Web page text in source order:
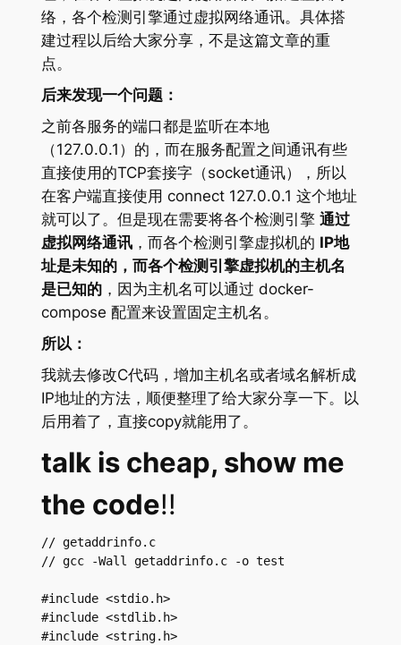
络，各个检测引擎通过虚拟网络通讯。具体搭
建过程以后给大家分享，不是这篇文章的重
点。
后来发现一个问题：
之前各服务的端口都是监听在本地
（127.0.0.1）的，而在服务配置之间通讯有些
直接使用的TCP套接字（socket通讯），所以
在客户端直接使用 connect 127.0.0.1 这个地址
就可以了。但是现在需要将各个检测引擎通过
虚拟网络通讯 ，而各个检测引擎虚拟机的 IP地
址是未知的，而各个检测引擎虚拟机的主机名
是已知的 ，因为主机名可以通过 docker-
compose 配置来设置固定主机名。
所以：
我就去修改C代码，增加主机名或者域名解析成
IP地址的方法，顺便整理了给大家分享一下。以
后用着了，直接copy就能用了。
talk is cheap, show me
the code!!
// getaddrinfo.c
// gcc -Wall getaddrinfo.c -o test
#include <stdio.h>
#include <stdlib.h>
#include <string.h>